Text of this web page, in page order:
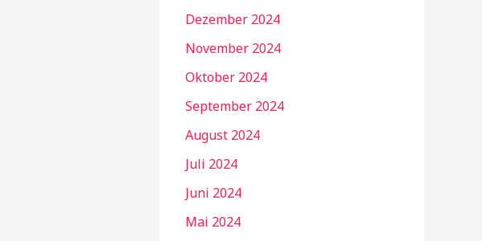
Dezember 2024
November 2024
Oktober 2024
September 2024
August 2024
Juli 2024
Juni 2024
Mai 2024